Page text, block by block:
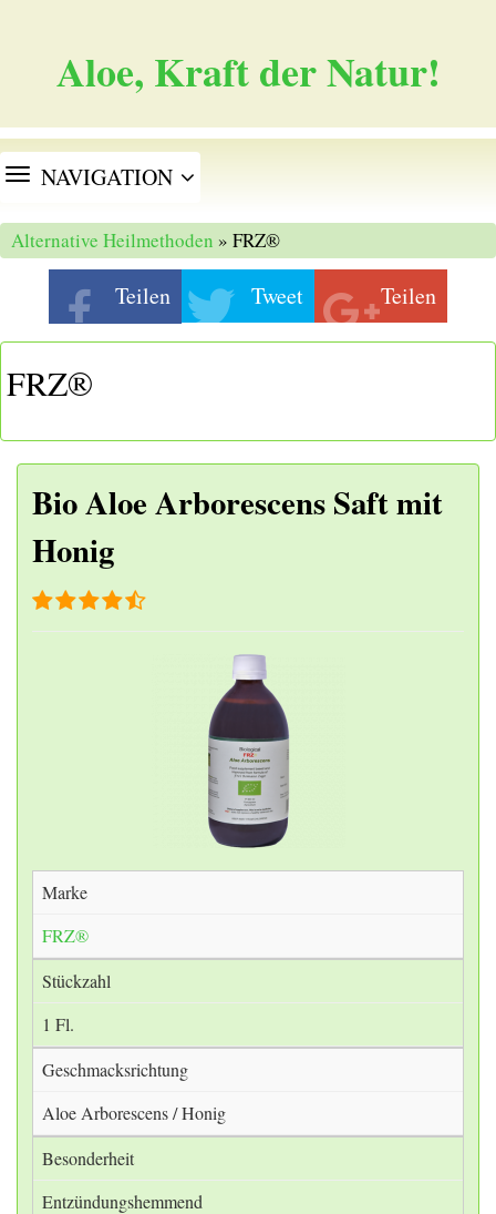
Aloe, Kraft der Natur!
TOGGLE
NAVIGATION
Alternative Heilmethoden » FRZ®
Teilen Tweet Teilen
FRZ®
Bio Aloe Arborescens Saft mit
Honig
Marke
FRZ®
Stückzahl
1 Fl.
Geschmacksrichtung
Aloe Arborescens / Honig
Besonderheit
Entzündungshemmend